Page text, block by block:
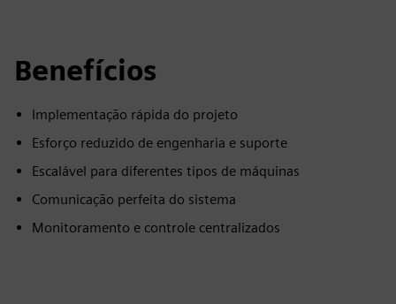
Benefícios
Implementação rápida do projeto
Esforço reduzido de engenharia e suporte
Escalável para diferentes tipos de máquinas
Comunicação perfeita do sistema
Monitoramento e controle centralizados